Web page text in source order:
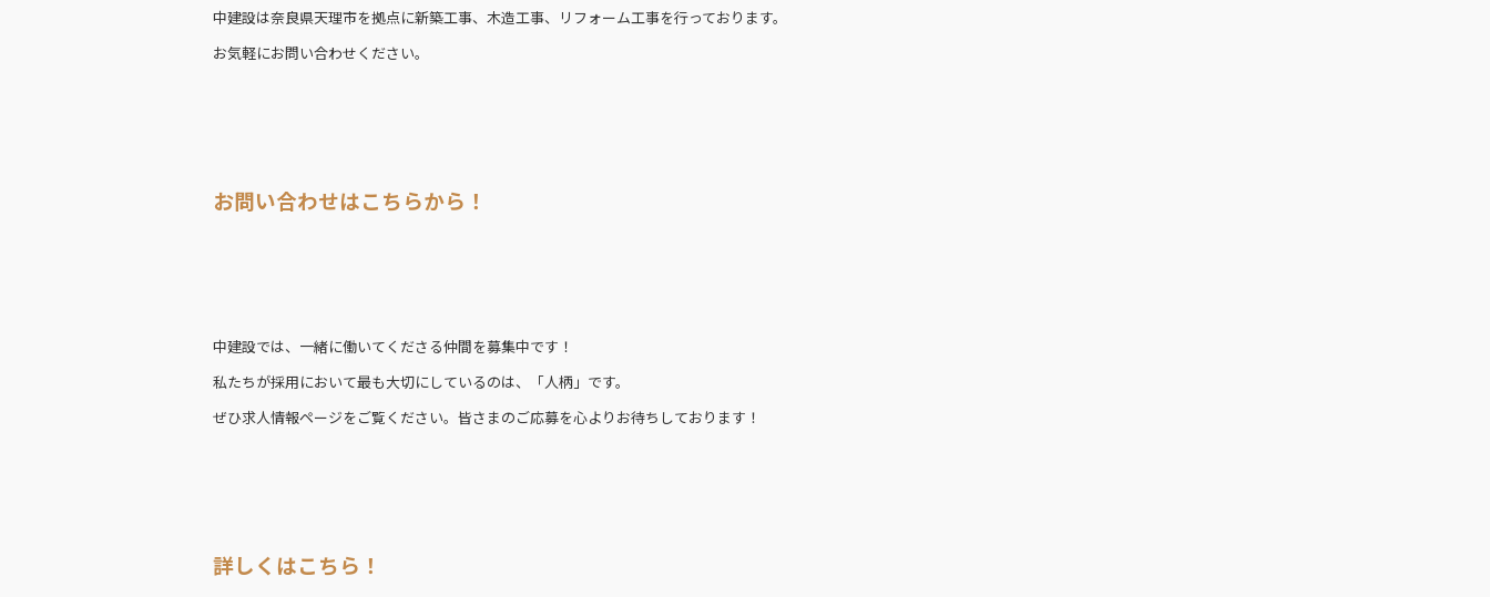
中建設は奈良県天理市を拠点に新築工事、木造工事、リフォーム工事を行っております。
お気軽にお問い合わせください。
お問い合わせはこちらから！
中建設では、一緒に働いてくださる仲間を募集中です！
私たちが採用において最も大切にしているのは、「人柄」です。
ぜひ求人情報ページをご覧ください。皆さまのご応募を心よりお待ちしております！
詳しくはこちら！